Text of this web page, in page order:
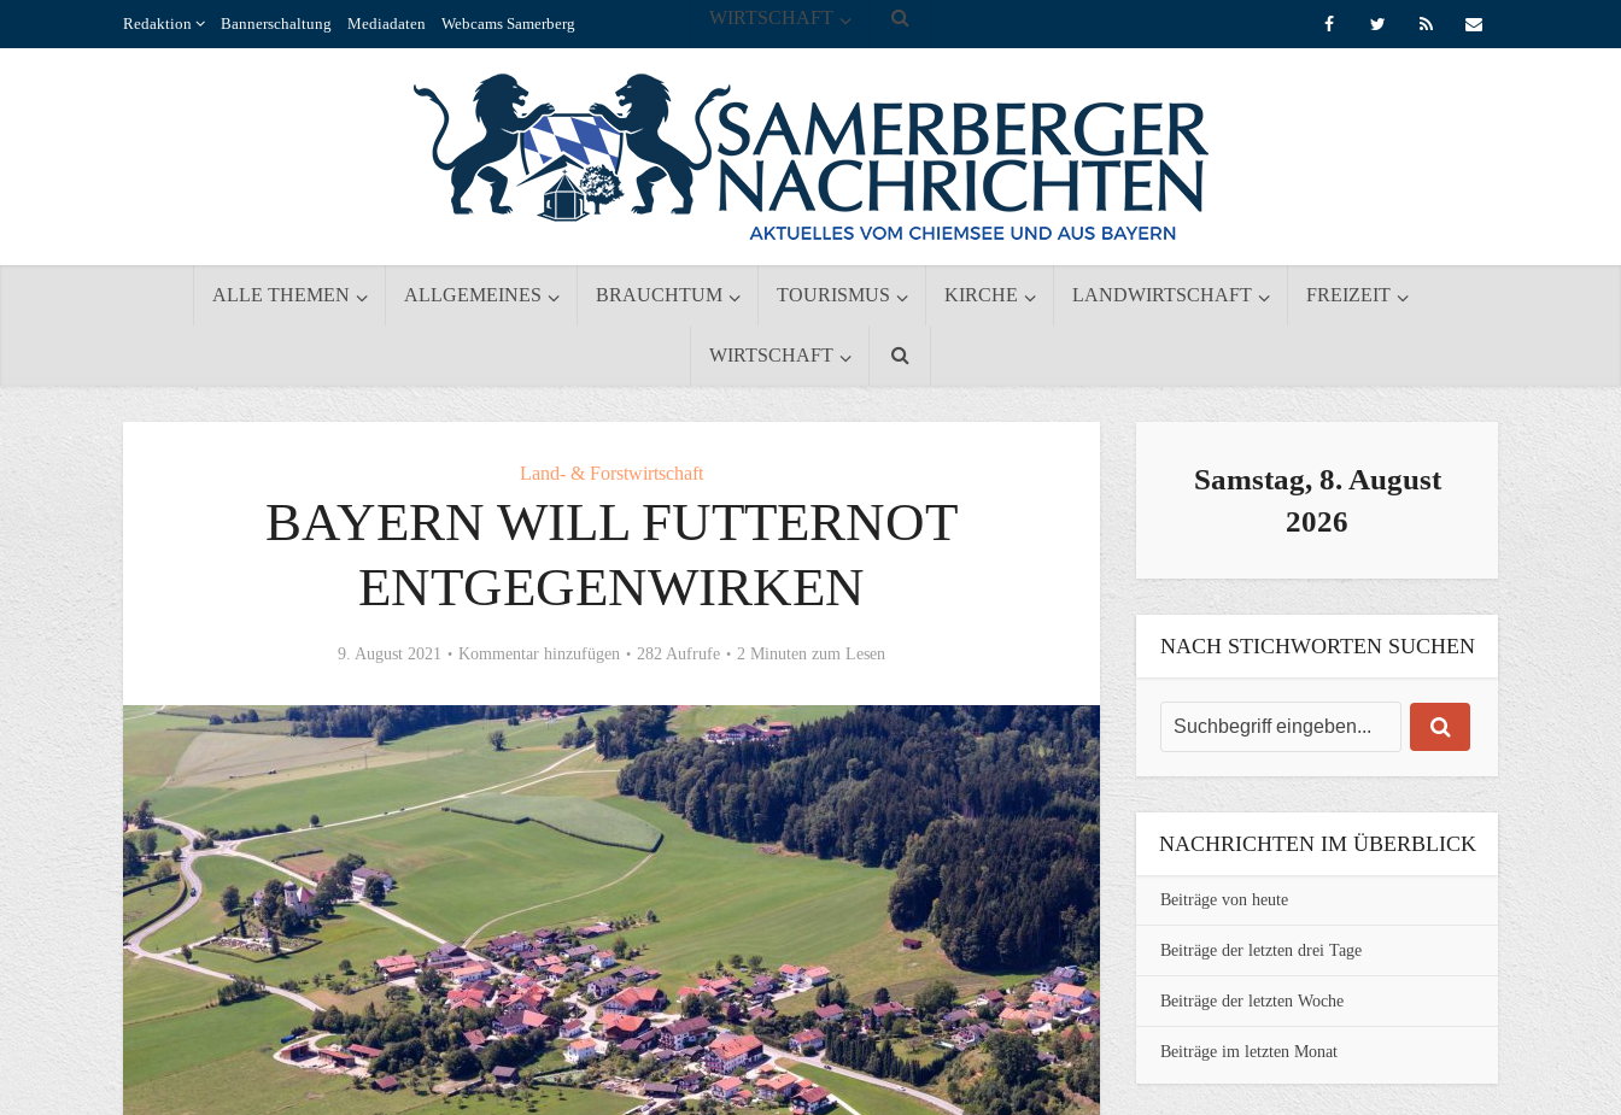
Redaktion Bannerschaltung Mediadaten Webcams Samerberg
ALLE THEMEN ALLGEMEINES BRAUCHTUM TOURISMUS KIRCHE LANDWIRTSCHAFT FREIZEIT
WIRTSCHAFT
WIRTSCHAFT
Land- & Forstwirtschaft
BAYERN WILL FUTTERNOT
ENTGEGENWIRKEN
9. August 2021 Kommentar hinzufügen 282 Aufrufe 2 Minuten zum Lesen
Samstag, 8. August
2026
NACH STICHWORTEN SUCHEN
NACHRICHTEN IM ÜBERBLICK
Beiträge von heute
Beiträge der letzten drei Tage
Beiträge der letzten Woche
Beiträge im letzten Monat